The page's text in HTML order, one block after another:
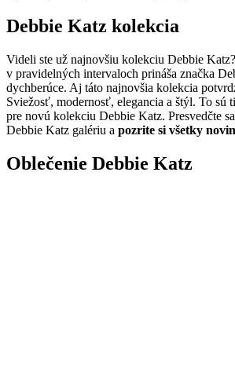
Debbie Katz kolekcia
Videli ste už najnovšiu kolekciu Debbie
v pravidelných intervaloch prináša značka
dychberúce. Aj táto najnovšia kolekcia
Sviežosť, modernosť, elegancia a štýl. To sú
pre novú kolekciu Debbie Katz. Presvedčte
Debbie Katz galériu a pozrite si všetky
Oblečenie Debbie Katz